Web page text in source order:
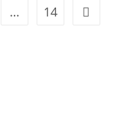
… 14 Gehe